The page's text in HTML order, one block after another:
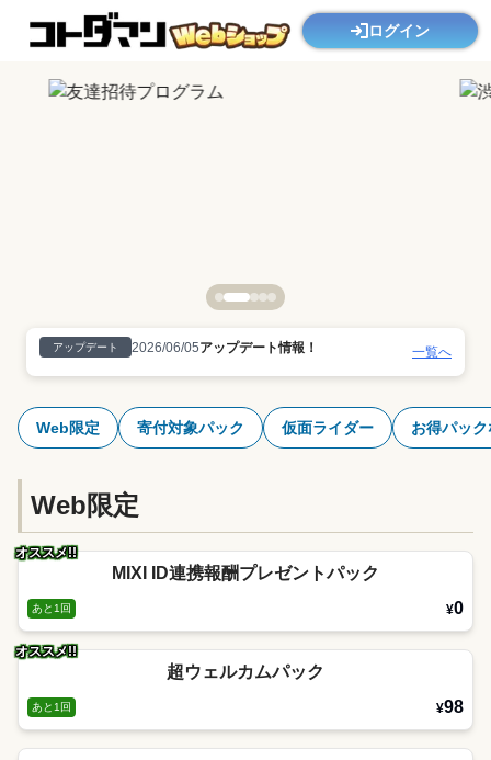
ログイン
アップデート 2026/06/05アップデート情報！ 一覧へ
Web限定 寄付対象パック 仮面ライダー お得パッ
Web限定
オススメ!!
MIXI ID連携報酬プレゼントパック
あと1回 ¥0
オススメ!!
超ウェルカムパック
あと1回 ¥98